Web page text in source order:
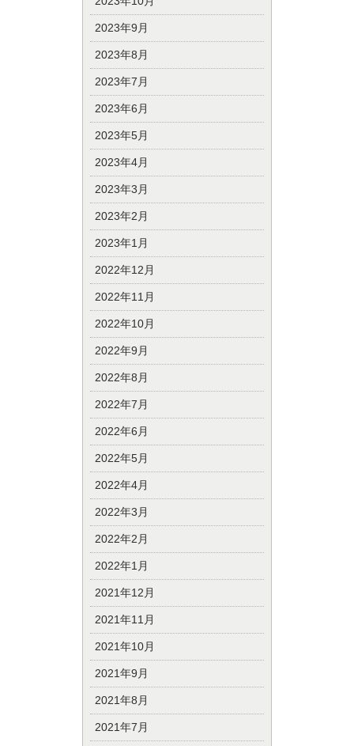
2023年9月
2023年8月
2023年7月
2023年6月
2023年5月
2023年4月
2023年3月
2023年2月
2023年1月
2022年12月
2022年11月
2022年10月
2022年9月
2022年8月
2022年7月
2022年6月
2022年5月
2022年4月
2022年3月
2022年2月
2022年1月
2021年12月
2021年11月
2021年10月
2021年9月
2021年8月
2021年7月